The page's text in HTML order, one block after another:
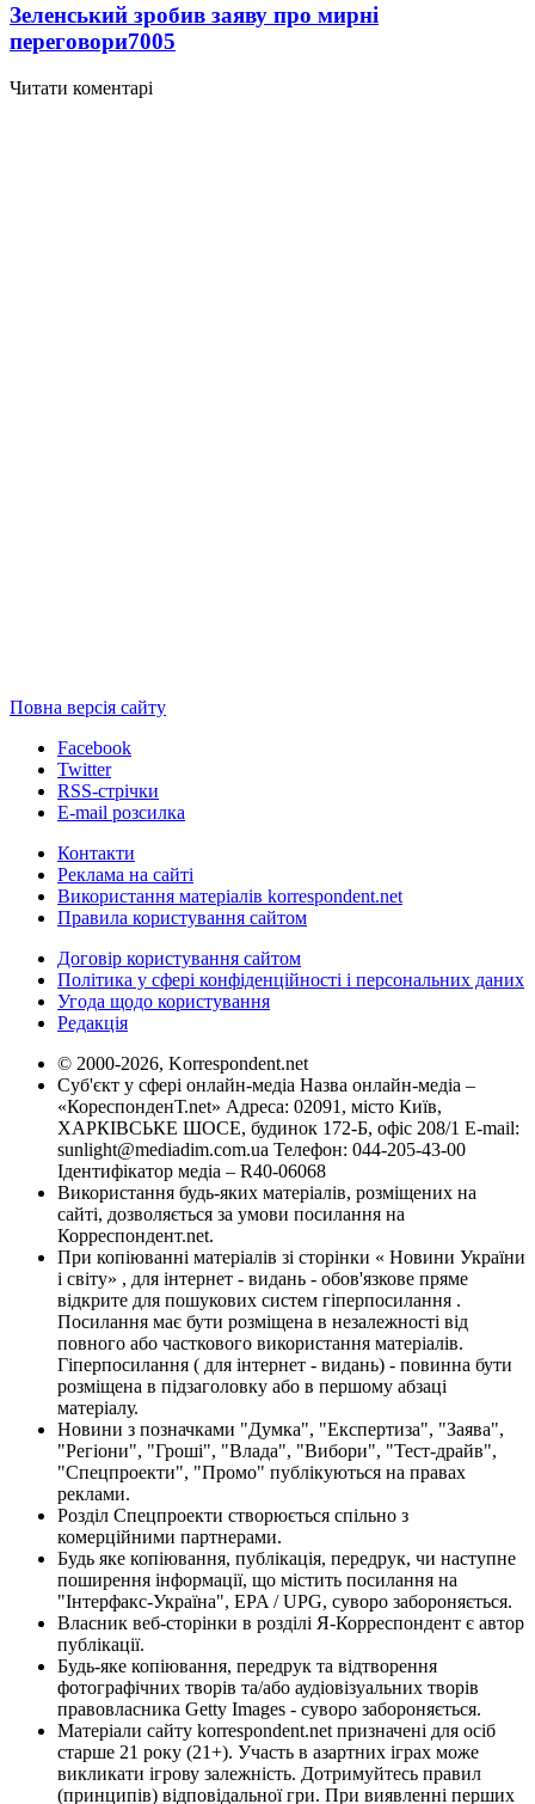
Зеленський зробив заяву про мирні
переговори7005
Читати коментарі
Повна версія сайту
Facebook
Twitter
RSS-стрічки
E-mail розсилка
Контакти
Реклама на сайті
Використання матеріалів korrespondent.net
Правила користування сайтом
Договір користування сайтом
Політика у сфері конфіденційності і персональних даних
Угода щодо користування
Редакція
© 2000-2026, Korrespondent.net
Суб'єкт у сфері онлайн-медіа Назва онлайн-медіа –
«КореспонденТ.net» Адреса: 02091, місто Київ,
ХАРКІВСЬКЕ ШОСЕ, будинок 172-Б, офіс 208/1 E-mail:
sunlight@mediadim.com.ua Телефон: 044-205-43-00
Ідентифікатор медіа – R40-06068
Використання будь-яких матеріалів, розміщених на
сайті, дозволяється за умови посилання на
Корреспондент.net.
При копіюванні матеріалів зі сторінки « Новини України
і світу» , для інтернет - видань - обов'язкове пряме
відкрите для пошукових систем гіперпосилання .
Посилання має бути розміщена в незалежності від
повного або часткового використання матеріалів.
Гіперпосилання ( для інтернет - видань) - повинна бути
розміщена в підзаголовку або в першому абзаці
матеріалу.
Новини з позначками "Думка", "Експертиза", "Заява",
"Регіони", "Гроші", "Влада", "Вибори", "Тест-драйв",
"Спецпроекти", "Промо" публікуються на правах
реклами.
Розділ Спецпроекти створюється спільно з
комерційними партнерами.
Будь яке копіювання, публікація, передрук, чи наступне
поширення інформації, що містить посилання на
"Інтерфакс-Україна", EPA / UPG, суворо забороняється.
Власник веб-сторінки в розділі Я-Корреспондент є автор
публікації.
Будь-яке копіювання, передрук та відтворення
фотографічних творів та/або аудіовізуальних творів
правовласника Getty Images - суворо забороняється.
Матеріали сайту korrespondent.net призначені для осіб
старше 21 року (21+). Участь в азартних іграх може
викликати ігрову залежність. Дотримуйтесь правил
(принципів) відповідальної гри. При виявленні перших